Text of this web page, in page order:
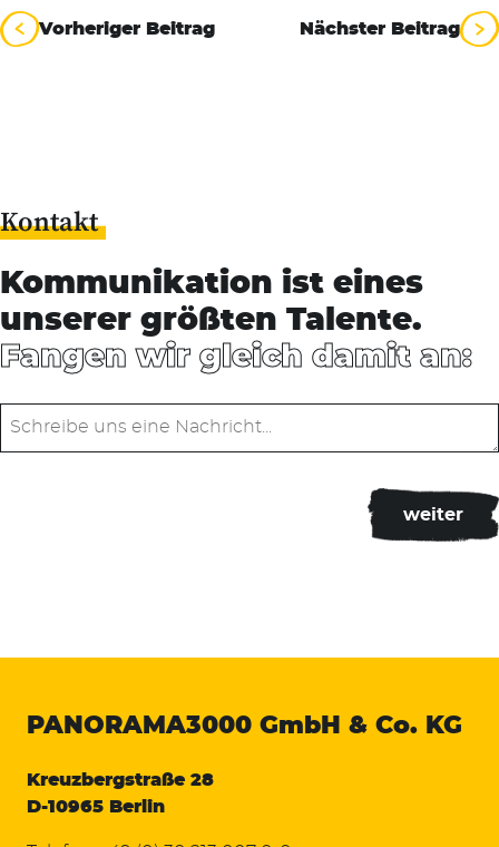
Beitragsnavigation
Vorheriger Beitrag Nächster Beitrag
Kontakt
Kommunikation ist eines
unserer größten Talente.
Fangen wir gleich damit an:
PANORAMA3000 GmbH & Co. KG
Kreuzbergstraße 28
D-10965 Berlin